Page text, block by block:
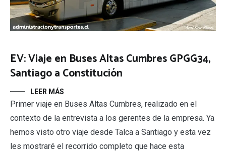
EV: Viaje en Buses Altas Cumbres GPGG34,
Santiago a Constitución
LEER MÁS
Primer viaje en Buses Altas Cumbres, realizado en el
contexto de la entrevista a los gerentes de la empresa. Ya
hemos visto otro viaje desde Talca a Santiago y esta vez
les mostraré el recorrido completo que hace esta